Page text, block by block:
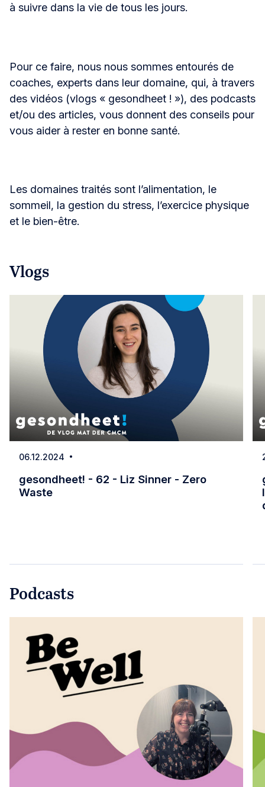
à suivre dans la vie de tous les jours.
Pour ce faire, nous nous sommes entourés de
coaches, experts dans leur domaine, qui, à travers
des vidéos (vlogs « gesondheet ! »), des podcasts
et/ou des articles, vous donnent des conseils pour
vous aider à rester en bonne santé.
Les domaines traités sont l’alimentation, le
sommeil, la gestion du stress, l’exercice physique
et le bien-être.
Vlogs
Date
06.12.2024
gesondheet! - 62 - Liz Sinner - Zero
Waste
Podcasts